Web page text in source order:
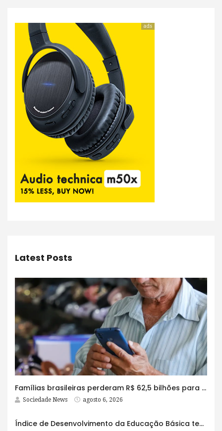
ads
Latest Posts
Famílias brasileiras perderam R$ 62,5 bilhões para bets em 2025
Sociedade News agosto 6, 2026
Índice de Desenvolvimento da Educação Básica tem elevação em todas as etapas